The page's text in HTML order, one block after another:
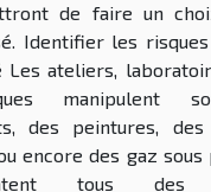
de faire un
Identifier les
Les ateliers,
manipulent
des peintures, des
encore des gaz sous
tous des